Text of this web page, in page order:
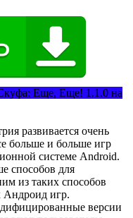
Еще, Еще! 1.1.0 на
развивается очень
больше и больше игр
системе Android.
способов для
из таких способов
Андроид игр.
версии